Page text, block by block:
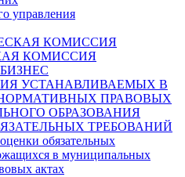
управления
КОМИССИЯ
КОМИССИЯ
УСТАНАВЛИВАЕМЫХ В
ПРАВОВЫХ
ОБРАЗОВАНИЯ
ТРЕБОВАНИЙ
обязательных
в муниципальных
актах